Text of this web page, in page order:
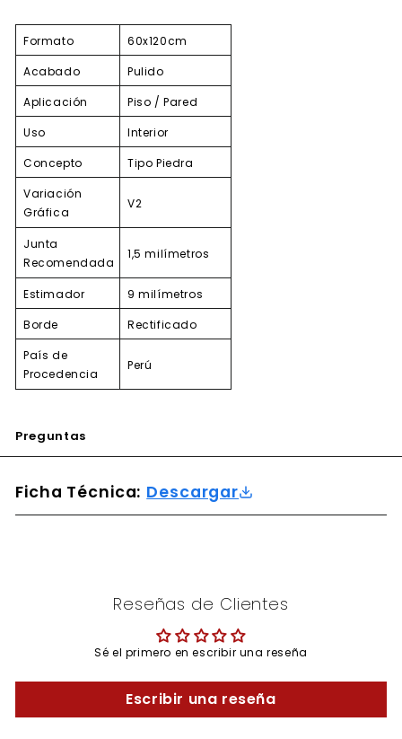
Formato
60x120cm
Acabado
Pulido
Aplicación Piso / Pared
Uso
Interior
Concepto
Tipo Piedra
Variación
Gráfica
V2
Junta
Recomendada
1,5 milímetros
Estimador
9 milímetros
Borde
Rectificado
País de
Procedencia
Perú
Preguntas
Ficha Técnica: Descargar
Reseñas de Clientes
Sé el primero en escribir una reseña
Escribir una reseña